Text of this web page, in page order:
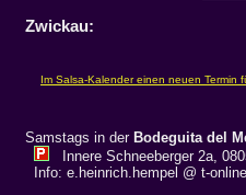
Zwickau:
Samstags in der Bodeguita del
Innere Schneeberger 2a,
Info: e.heinrich.hempel @ t-